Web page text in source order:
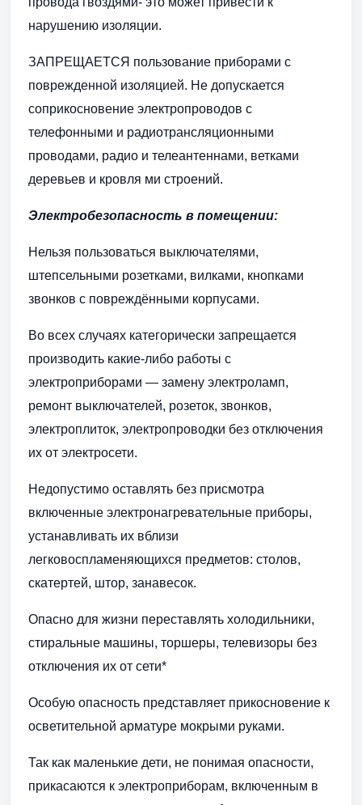
нарушению изоляции.
ЗАПРЕЩАЕТСЯ пользование приборами с
поврежденной изоляцией. Не допускается
соприкосновение электропроводов с
телефонными и радиотрансляционными
проводами, радио и телеантеннами, ветками
деревьев и кровля ми строений.
Электробезопасность в помещении:
Нельзя пользоваться выключателями,
штепсельными розетками, вилками, кнопками
звонков с повреждёнными корпусами.
Во всех случаях категорически запрещается
производить какие-либо работы с
электроприборами — замену электроламп,
ремонт выключателей, розеток, звонков,
электроплиток, электропроводки без отключения
их от электросети.
Недопустимо оставлять без присмотра
включенные электронагревательные приборы,
устанавливать их вблизи
легковоспламеняющихся предметов: столов,
скатертей, штор, занавесок.
Опасно для жизни переставлять холодильники,
стиральные машины, торшеры, телевизоры без
отключения их от сети*
Особую опасность представляет прикосновение к
осветительной арматуре мокрыми руками.
Так как маленькие дети, не понимая опасности,
прикасаются к электроприборам, включенным в